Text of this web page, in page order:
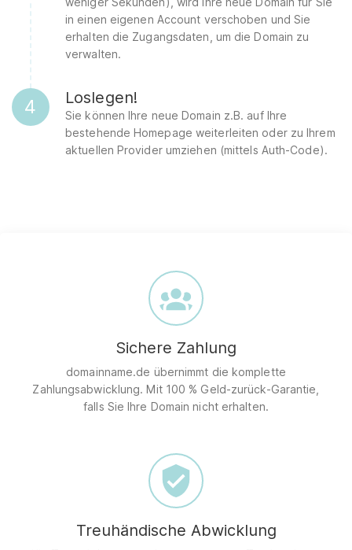
in einen eigenen Account verschoben und Sie
erhalten die Zugangsdaten, um die Domain zu
verwalten.
4 Loslegen!
Sie können Ihre neue Domain z.B. auf Ihre
bestehende Homepage weiterleiten oder zu Ihrem
aktuellen Provider umziehen (mittels Auth-Code).
Sichere Zahlung
domainname.de übernimmt die komplette
Zahlungsabwicklung. Mit 100 % Geld-zurück-Garantie,
falls Sie Ihre Domain nicht erhalten.
Treuhändische Abwicklung